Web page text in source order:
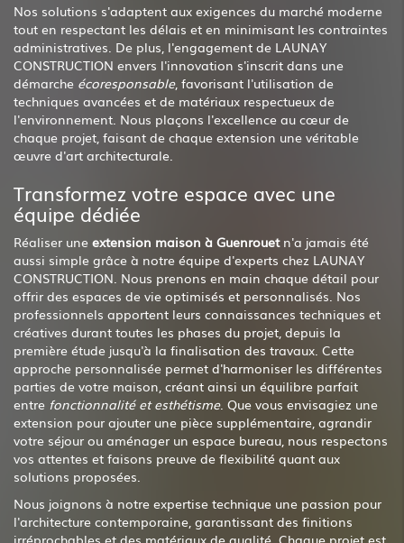
Nos solutions s'adaptent aux exigences du marché moderne
tout en respectant les délais et en minimisant les contraintes
administratives. De plus, l'engagement de LAUNAY
CONSTRUCTION envers l'innovation s'inscrit dans une
démarche écoresponsable, favorisant l'utilisation de
techniques avancées et de matériaux respectueux de
l'environnement. Nous plaçons l'excellence au cœur de
chaque projet, faisant de chaque extension une véritable
œuvre d'art architecturale.
Transformez votre espace avec une
équipe dédiée
Réaliser une extension maison à Guenrouetn'a jamais été
aussi simple grâce à notre équipe d'experts chez LAUNAY
CONSTRUCTION. Nous prenons en main chaque détail pour
offrir des espaces de vie optimisés et personnalisés. Nos
professionnels apportent leurs connaissances techniques et
créatives durant toutes les phases du projet, depuis la
première étude jusqu'à la finalisation des travaux. Cette
approche personnalisée permet d'harmoniser les différentes
parties de votre maison, créant ainsi un équilibre parfait
entre fonctionnalité et esthétisme. Que vous envisagiez une
extension pour ajouter une pièce supplémentaire, agrandir
votre séjour ou aménager un espace bureau, nous respectons
vos attentes et faisons preuve de flexibilité quant aux
solutions proposées.
Nous joignons à notre expertise technique une passion pour
l'architecture contemporaine, garantissant des finitions
irréprochables et des matériaux de qualité. Chaque projet est